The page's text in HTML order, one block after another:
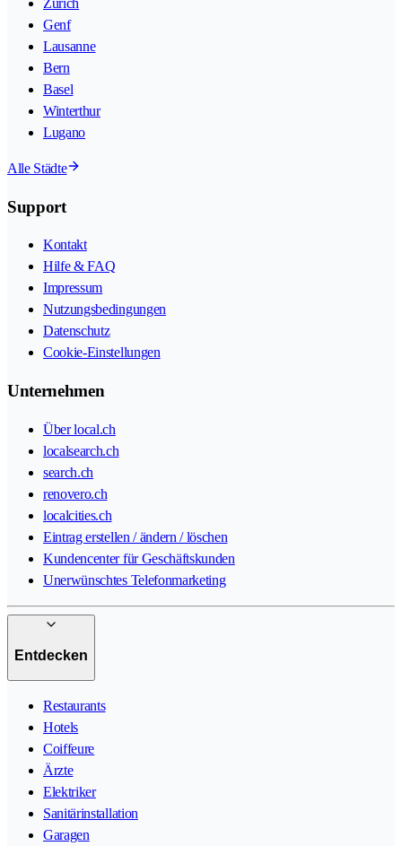
Zürich
Genf
Lausanne
Bern
Basel
Winterthur
Lugano
Alle Städte
Support
Kontakt
Hilfe & FAQ
Impressum
Nutzungsbedingungen
Datenschutz
Cookie-Einstellungen
Unternehmen
Über local.ch
localsearch.ch
search.ch
renovero.ch
localcities.ch
Eintrag erstellen / ändern / löschen
Kundencenter für Geschäftskunden
Unerwünschtes Telefonmarketing
Entdecken
Restaurants
Hotels
Coiffeure
Ärzte
Elektriker
Sanitärinstallation
Garagen